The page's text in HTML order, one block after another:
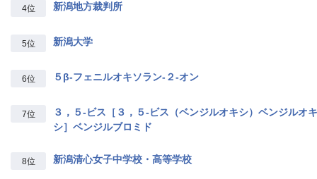
4位 新潟地方裁判所
5位 新潟大学
6位 ５β‐フェニルオキソラン‐２‐オン
7位
３，５‐ビス［３，５‐ビス（ベンジルオキシ）ベンジルオキ
シ］ベンジルブロミド
8位 新潟清心女子中学校・高等学校